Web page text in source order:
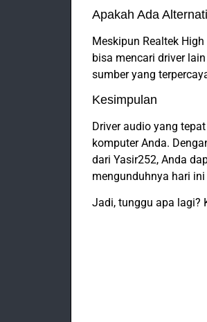
Apakah Ada
Meskipun Realtek
bisa mencari driver
sumber yang
Kesimpulan
Driver audio yang
komputer Anda.
dari Yasir252, Anda
mengunduhnya hari
Jadi, tunggu apa lagi?